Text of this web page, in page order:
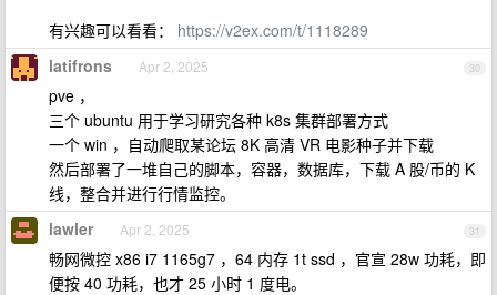
有兴趣可以看看： https://v2ex.com/t/1118289
30
latifrons Apr 2, 2025
pve ，
三个 ubuntu 用于学习研究各种 k8s 集群部署方式
一个 win ，自动爬取某论坛 8K 高清 VR 电影种子并下载
然后部署了一堆自己的脚本，容器，数据库，下载 A 股/币的 K
线，整合并进行行情监控。
31
lawler Apr 2, 2025
畅网微控 x86 i7 1165g7 ，64 内存 1t ssd ，官宣 28w 功耗，即
便按 40 功耗，也才 25 小时 1 度电。